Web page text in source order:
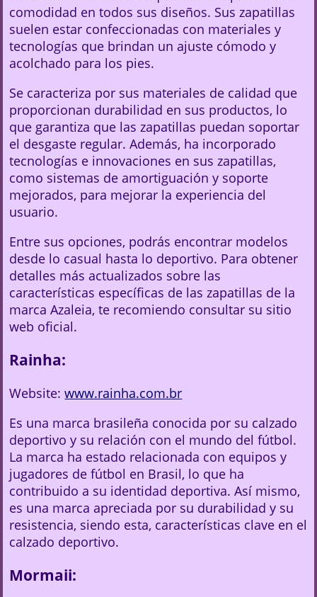
comodidad en todos sus diseños. Sus zapatillas
suelen estar confeccionadas con materiales y
tecnologías que brindan un ajuste cómodo y
acolchado para los pies.
Se caracteriza por sus materiales de calidad que
proporcionan durabilidad en sus productos, lo
que garantiza que las zapatillas puedan soportar
el desgaste regular. Además, ha incorporado
tecnologías e innovaciones en sus zapatillas,
como sistemas de amortiguación y soporte
mejorados, para mejorar la experiencia del
usuario.
Entre sus opciones, podrás encontrar modelos
desde lo casual hasta lo deportivo. Para obtener
detalles más actualizados sobre las
características específicas de las zapatillas de la
marca Azaleia, te recomiendo consultar su sitio
web oficial.
Rainha:
Website:www.rainha.com.br
Es una marca brasileña conocida por su calzado
deportivo y su relación con el mundo del fútbol.
La marca ha estado relacionada con equipos y
jugadores de fútbol en Brasil, lo que ha
contribuido a su identidad deportiva. Así mismo,
es una marca apreciada por su durabilidad y su
resistencia, siendo esta, características clave en el
calzado deportivo.
Mormaii: